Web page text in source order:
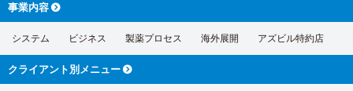
事業内容
システム ビジネス 製薬プロセス 海外展開 アズビル特約店
クライアント別 メニュー